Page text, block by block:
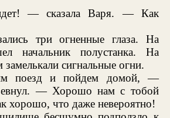
— сказала Варя. — Как
три огненные глаза. На
начальник полустанка. На
замелькали сигнальные огни.
поезд и пойдем домой, —
— Хорошо нам с тобой
хорошо, что даже невероятно!